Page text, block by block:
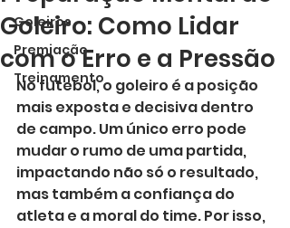
Goleiros
Premiação
Treinamento
Goleiro: Como Lidar
com o Erro e a Pressão
No futebol, o goleiro é a posição
mais exposta e decisiva dentro
de campo. Um único erro pode
mudar o rumo de uma partida,
impactando não só o resultado,
mas também a confiança do
atleta e a moral do time. Por isso,